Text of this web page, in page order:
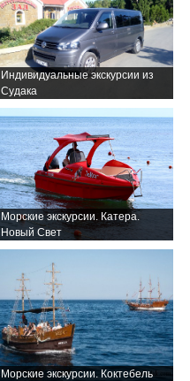
Индивидуальные экскурсии из
Судака
Морские экскурсии. Катера.
Новый Свет
Морские экскурсии. Коктебель